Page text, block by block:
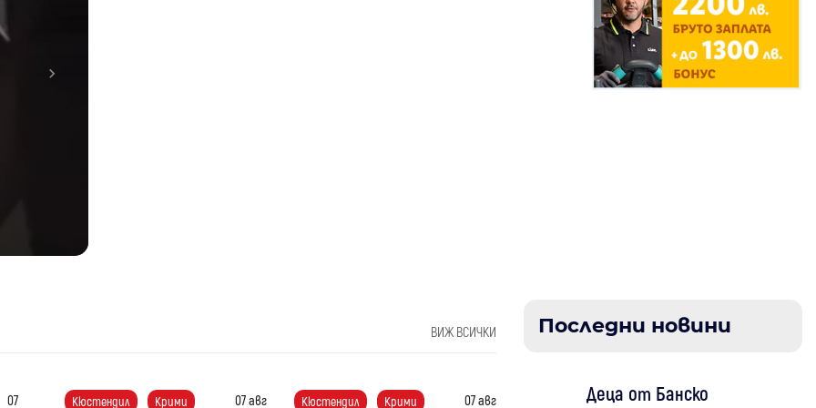
Next
ВИЖ ВСИЧКИ
07
Кюстендил Крими 07 авг Кюстендил Крими 07 авг
Последни новини
Деца от Банско